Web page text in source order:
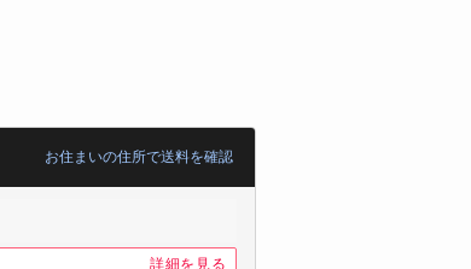
お住まいの住所で送料を確認
詳細を見る